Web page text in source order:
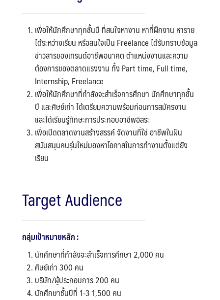
เพื่อให้นักศึกษาทุกชั้นปี ที่สนใจหางาน หาที่ฝึกงาน หาราย
ได้ระหว่างเรียน หรือสนใจเป็น Freelance ได้รับทราบข้อมูล
ข่าวสารของเทรนด์อาชีพอนาคต ตำแหน่งงานและความ
ต้องการของตลาดแรงงาน ทั้ง Part time, Full time,
Internship, Freelance
เพื่อให้นักศึกษาที่กำลังจะสำเร็จการศึกษา นักศึกษาทุกชั้น
ปี และศิษย์เก่า ได้เตรียมความพร้อมก่อนการสมัครงาน
และได้เรียนรู้ทักษะการประกอบอาชีพอิสระ
เพื่อเปิดตลาดงานสร้างสรรค์ จัดงานที่ใช่ อาชีพในฝัน
สนับสนุนคนรุ่นใหม่มองหาโอกาสในการทำงานตั้งแต่ยัง
เรียน
Target Audience
กลุ่มเป้าหมายหลัก :
นักศึกษาที่กำลังจะสำเร็จการศึกษา 2,000 คน
ศิษย์เก่า 300 คน
บริษัท/ผู้ประกอบการ 200 คน
นักศึกษาชั้นปีที่ 1-3 1,500 คน